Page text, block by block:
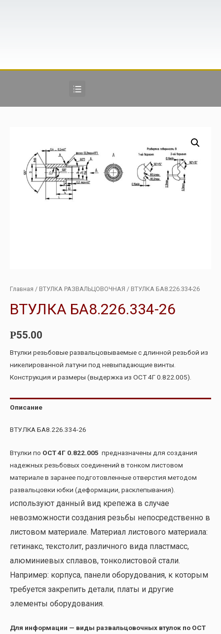
Главная / ВТУЛКА РАЗВАЛЬЦОВОЧНАЯ / ВТУЛКА БА8.226.334-26
ВТУЛКА БА8.226.334-26
Р55.00
Втулки резьбовые развальцовываемые с длинной резьбой из
никелированной латуни под невыпадающие винты.
Конструкция и размеры (выдержка из ОСТ 4Г 0.822.005).
Описание
ВТУЛКА БА8.226.334-26
Втулки по ОСТ 4Г 0.822.005 предназначены для создания
надежных резьбовых соединений в тонком листовом
материале в заранее подготовленные отверстия методом
развальцовки юбки (деформации, расклепывания).
Используют данный вид крепежа в случае
невозможности создания резьбы непосредственно в
листовом материале. Материал листового материала:
гетинакс, текстолит, различного вида пластмасс,
алюминиевых сплавов, тонколистовой стали.
Например: корпуса, панели оборудования, к которым
требуется закрепить детали, платы и другие
элементы оборудования.
Для информации — виды развальцовочных втулок по ОСТ